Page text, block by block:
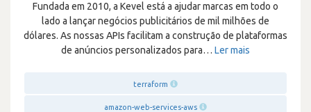
Fundada em 2010, a Kevel está a ajudar marcas em todo o
lado a lançar negócios publicitários de mil milhões de
dólares. As nossas APIs facilitam a construção de plataformas
de anúncios personalizados para… Ler mais
terraform
amazon-web-services-aws